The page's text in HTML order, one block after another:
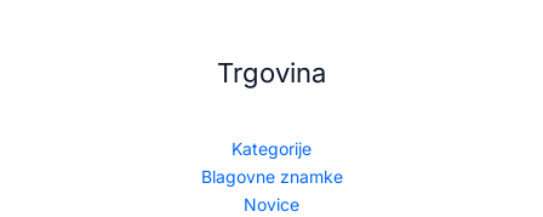
Trgovina
Kategorije
Blagovne znamke
Novice